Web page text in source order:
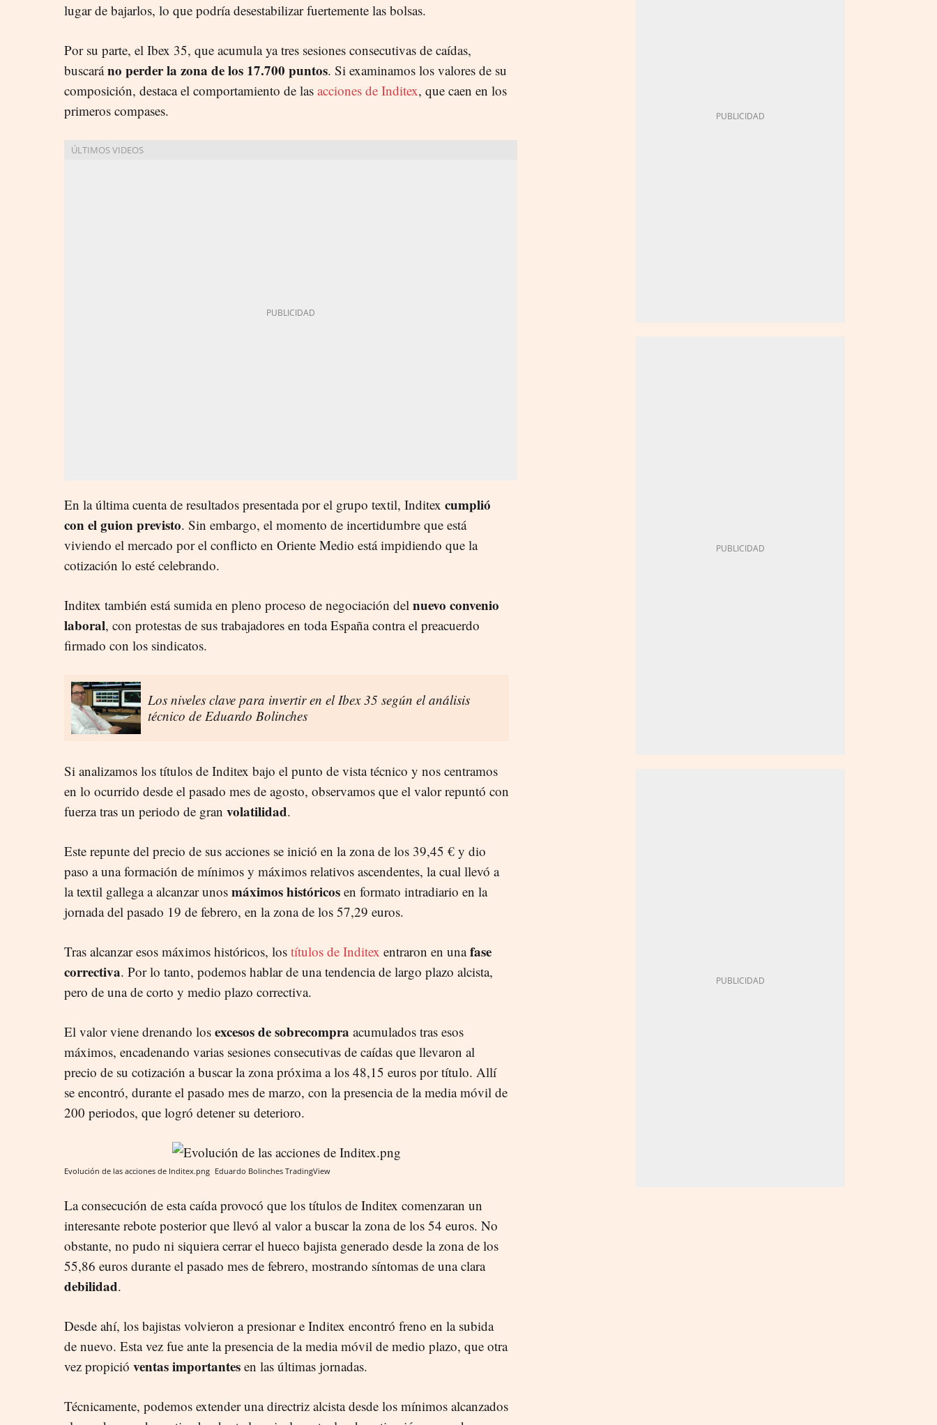
lugar de bajarlos, lo que podría desestabilizar fuertemente las bolsas.
Por su parte, el Ibex 35, que acumula ya tres sesiones consecutivas de caídas,
buscaráno perder la zona de los 17.700 puntos. Si examinamos los valores de su
composición, destaca el comportamiento de las acciones de Inditex, que caen en los
primeros compases.
En la última cuenta de resultados presentada por el grupo textil, Inditex cumplió
con el guion previsto. Sin embargo, el momento de incertidumbre que está
viviendo el mercado por el conflicto en Oriente Medio está impidiendo que la
cotización lo esté celebrando.
Inditex también está sumida en pleno proceso de negociación del nuevo convenio
laboral, con protestas de sus trabajadores en toda España contra el preacuerdo
firmado con los sindicatos.
Los niveles clave para invertir en el Ibex 35 según el análisis
técnico de Eduardo Bolinches
Si analizamos los títulos de Inditex bajo el punto de vista técnico y nos centramos
en lo ocurrido desde el pasado mes de agosto, observamos que el valor repuntó con
fuerza tras un periodo de gran volatilidad.
Este repunte del precio de sus acciones se inició en la zona de los 39,45 € y dio
paso a una formación de mínimos y máximos relativos ascendentes, la cual llevó a
la textil gallega a alcanzar unos máximos históricos en formato intradiario en la
jornada del pasado 19 de febrero, en la zona de los 57,29 euros.
Tras alcanzar esos máximos históricos, los títulos de Inditex entraron en unafase
correctiva. Por lo tanto, podemos hablar de una tendencia de largo plazo alcista,
pero de una de corto y medio plazo correctiva.
El valor viene drenando los excesos de sobrecompra acumulados tras esos
máximos, encadenando varias sesiones consecutivas de caídas que llevaron al
precio de su cotización a buscar la zona próxima a los 48,15 euros por título. Allí
se encontró, durante el pasado mes de marzo, con la presencia de la media móvil de
200 periodos, que logró detener su deterioro.
Evolución de las acciones de Inditex.png Eduardo Bolinches TradingView
La consecución de esta caída provocó que los títulos de Inditex comenzaran un
interesante rebote posterior que llevó al valor a buscar la zona de los 54 euros. No
obstante, no pudo ni siquiera cerrar el hueco bajista generado desde la zona de los
55,86 euros durante el pasado mes de febrero, mostrando síntomas de una clara
debilidad.
Desde ahí, los bajistas volvieron a presionar e Inditex encontró freno en la subida
de nuevo. Esta vez fue ante la presencia de la media móvil de medio plazo, que otra
vez propició ventas importantes en las últimas jornadas.
Técnicamente, podemos extender una directriz alcista desde los mínimos alcanzados